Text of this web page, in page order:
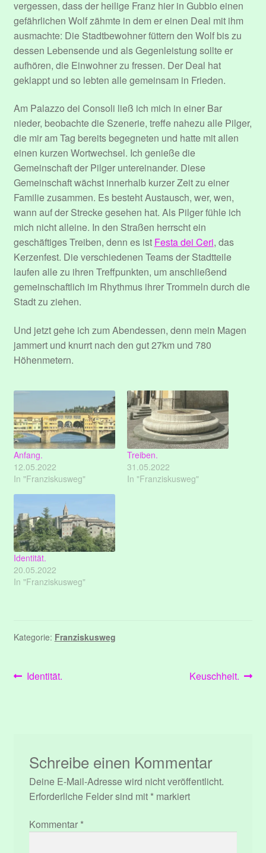
vergessen, dass der heilige Franz hier in Gubbio einen
gefährlichen Wolf zähmte in dem er einen Deal mit ihm
ausmachte: Die Stadtbewohner füttern den Wolf bis zu
dessen Lebensende und als Gegenleistung sollte er
aufhören, die Einwohner zu fressen. Der Deal hat
geklappt und so lebten alle gemeinsam in Frieden.
Am Palazzo dei Consoli ließ ich mich in einer Bar
nieder, beobachte die Szenerie, treffe nahezu alle Pilger,
die mir am Tag bereits begegneten und hatte mit allen
einen kurzen Wortwechsel. Ich genieße die
Gemeinschaft der Pilger untereinander. Diese
Gemeinschaft wächst innerhalb kurzer Zeit zu einer
Familie zusammen. Es besteht Austausch, wer, wen,
wann auf der Strecke gesehen hat. Als Pilger fühle ich
mich nicht alleine. In den Straßen herrscht ein
geschäftiges Treiben, denn es ist Festa dei Ceri, das
Kerzenfest. Die verschiedenen Teams der Stadtteile
laufen alle zu ihren Treffpunkten, um anschließend
gemeinschaftlich im Rhythmus ihrer Trommeln durch die
Stadt zu ziehen.
Und jetzt gehe ich zum Abendessen, denn mein Magen
jammert und knurrt nach den gut 27km und 780
Höhenmetern.
Anfang.
12.05.2022
In "Franziskusweg"
Treiben.
31.05.2022
In "Franziskusweg"
Identität.
20.05.2022
In "Franziskusweg"
Kategorie: Franziskusweg
Beitragsnavigation
Vorheriger
Identität.
Nächster
Keuschheit.
Schreibe einen Kommentar
Deine E-Mail-Adresse wird nicht veröffentlicht.
Erforderliche Felder sind mit *markiert
Kommentar *